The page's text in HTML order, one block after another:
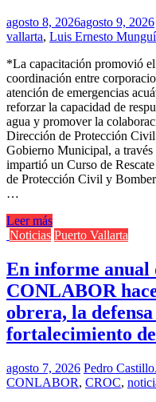
agosto 8, 2026agosto 9, 2026
vallarta, Luis Ernesto
*La capacitación promovió
coordinación entre
atención de emergencias
reforzar la capacidad de
agua y promover la
Dirección de Protección
Gobierno Municipal, a
impartió un Curso de
de Protección Civil y
…
Leer más
Noticias Puerto Vallarta
En informe anual
CONLABOR
obrera, la
fortalecimiento
agosto 7, 2026 Pedro Castillo
CONLABOR, CROC,